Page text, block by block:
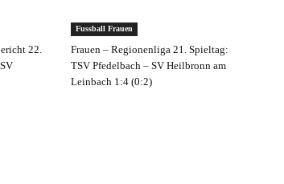
22.
Fussball Frauen
Frauen – Regionenliga 21. Spieltag:
TSV Pfedelbach – SV Heilbronn am
Leinbach 1:4 (0:2)